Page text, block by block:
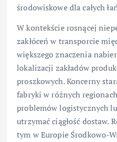
środowiskowe dla całych
W kontekście rosnącej
zakłóceń w transporcie
większego znaczenia
lokalizacji zakładów
proszkowych. Koncerny
fabryki w różnych
problemów logistycznych
utrzymać ciągłość dostaw.
tym w Europie Środkowo-